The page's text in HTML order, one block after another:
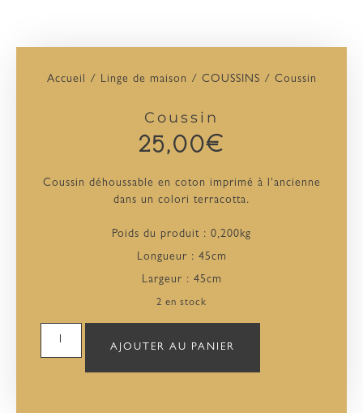
Accueil / Linge de maison / COUSSINS / Coussin
Coussin
25,00€
Coussin déhoussable en coton imprimé à l'ancienne
dans un colori terracotta.
Poids du produit : 0,200kg
Longueur : 45cm
Largeur : 45cm
2 en stock
AJOUTER AU PANIER